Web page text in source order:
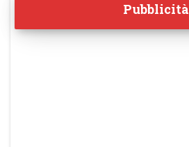
Pubblicità